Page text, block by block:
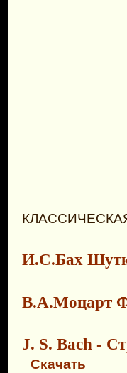
И.С.Бах
В.А.Моцарт
J. S. Bach -
Скачать